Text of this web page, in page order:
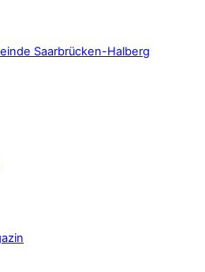
Saarbrücken-Halberg